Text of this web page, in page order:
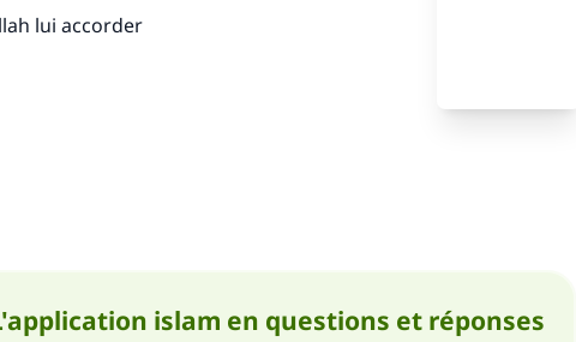
lui accorder
islam en questions et réponses